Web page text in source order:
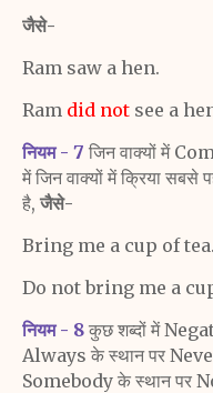
जैसे-
Ram saw a hen.
Ram did not see a
नियम - 7 जिन वाक्यों में
में जिन वाक्यों में क्रिया
है,जैसे-
Bring me a cup of tea.
Do not bring me a
नियम - 8 कुछ शब्दों में
Always के स्थान पर
Somebody के स्थान पर